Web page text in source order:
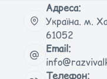
Адреса:
Україна. м.
61052
Email:
Телефон: